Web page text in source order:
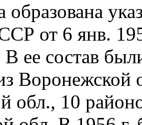
от 6 янв.
В ее состав
Воронежской
обл., 10